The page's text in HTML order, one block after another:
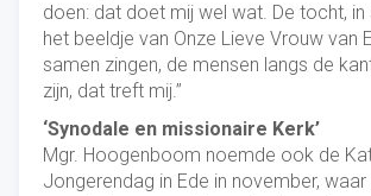
doen: dat doet mij wel wat. De tocht,
het beeldje van Onze Lieve Vrouw van
samen zingen, de mensen langs de
zijn, dat treft mij.”
‘Synodale en missionaire Kerk’
Mgr. Hoogenboom noemde ook de
Jongerendag in Ede in november,